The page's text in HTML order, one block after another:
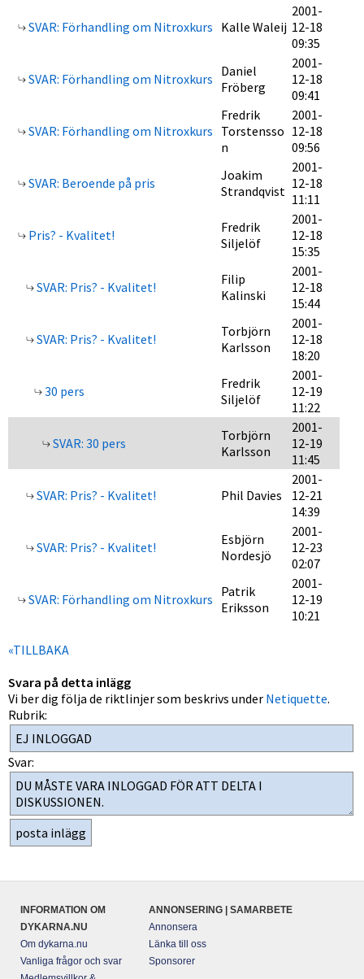
SVAR: Förhandling om Nitroxkurs Kalle Waleij
2001-
12-18
09:35
SVAR: Förhandling om Nitroxkurs Daniel
Fröberg
2001-
12-18
09:41
SVAR: Förhandling om Nitroxkurs
Fredrik
Torstensso
n
2001-
12-18
09:56
SVAR: Beroende på pris
Joakim
Strandqvist
2001-
12-18
11:11
Pris? - Kvalitet!
Fredrik
Siljelöf
2001-
12-18
15:35
SVAR: Pris? - Kvalitet!
Filip
Kalinski
2001-
12-18
15:44
SVAR: Pris? - Kvalitet!
Torbjörn
Karlsson
2001-
12-18
18:20
30 pers
Fredrik
Siljelöf
2001-
12-19
11:22
SVAR: 30 pers
Torbjörn
Karlsson
2001-
12-19
11:45
SVAR: Pris? - Kvalitet! Phil Davies
2001-
12-21
14:39
SVAR: Pris? - Kvalitet!
Esbjörn
Nordesjö
2001-
12-23
02:07
SVAR: Förhandling om Nitroxkurs Patrik
Eriksson
2001-
12-19
10:21
«TILLBAKA
Svara på detta inlägg
Vi ber dig följa de riktlinjer som beskrivs under Netiquette.
Rubrik:
Svar:
INFORMATION OM
DYKARNA.NU
Om dykarna.nu
Vanliga frågor och svar
ANNONSERING | SAMARBETE
Annonsera
Länka till oss
Sponsorer